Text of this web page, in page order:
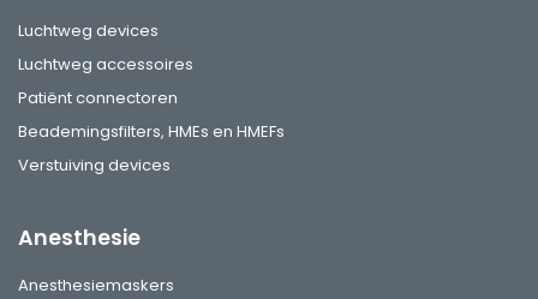
Luchtweg devices
Luchtweg accessoires
Patiënt connectoren
Beademingsfilters, HMEs en HMEFs
Verstuiving devices
Anesthesie
Anesthesiemaskers